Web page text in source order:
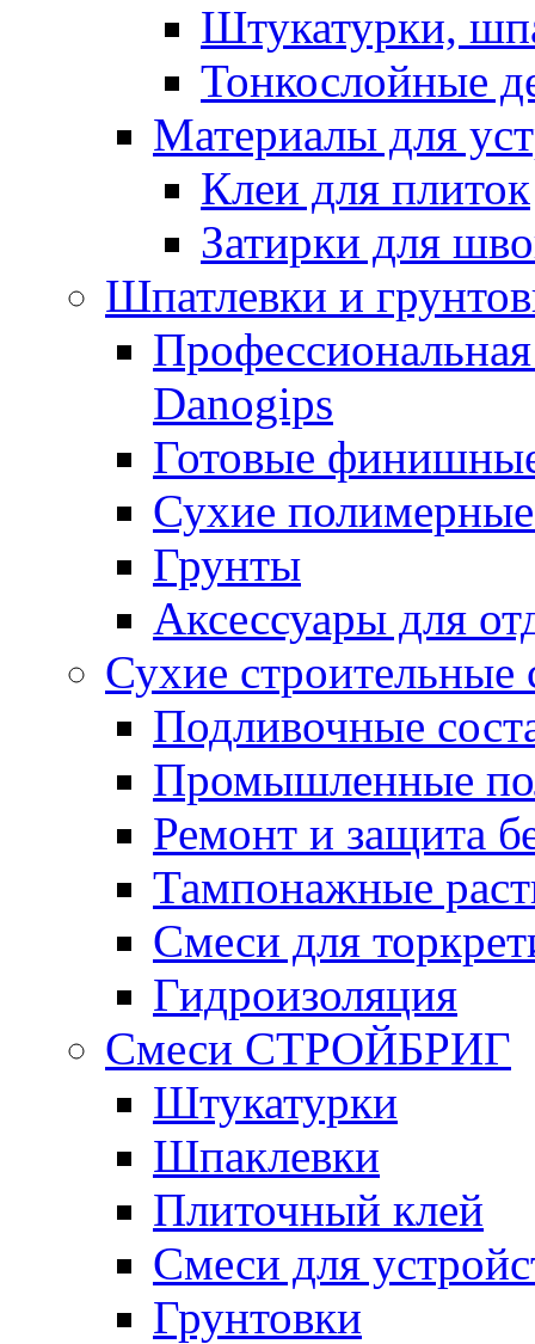
Штукатурки,
Тонкослойные
Материалы для
Клеи для плиток
Затирки для
Шпатлевки и
Danogips
Готовые
Сухие
Грунты
Аксессуары для
Сухие строительные
Подливочные
Промышленные
Ремонт и защита
Тампонажные
Смеси для
Гидроизоляция
Смеси СТРОЙБРИГ
Штукатурки
Шпаклевки
Плиточный клей
Смеси для
Грунтовки